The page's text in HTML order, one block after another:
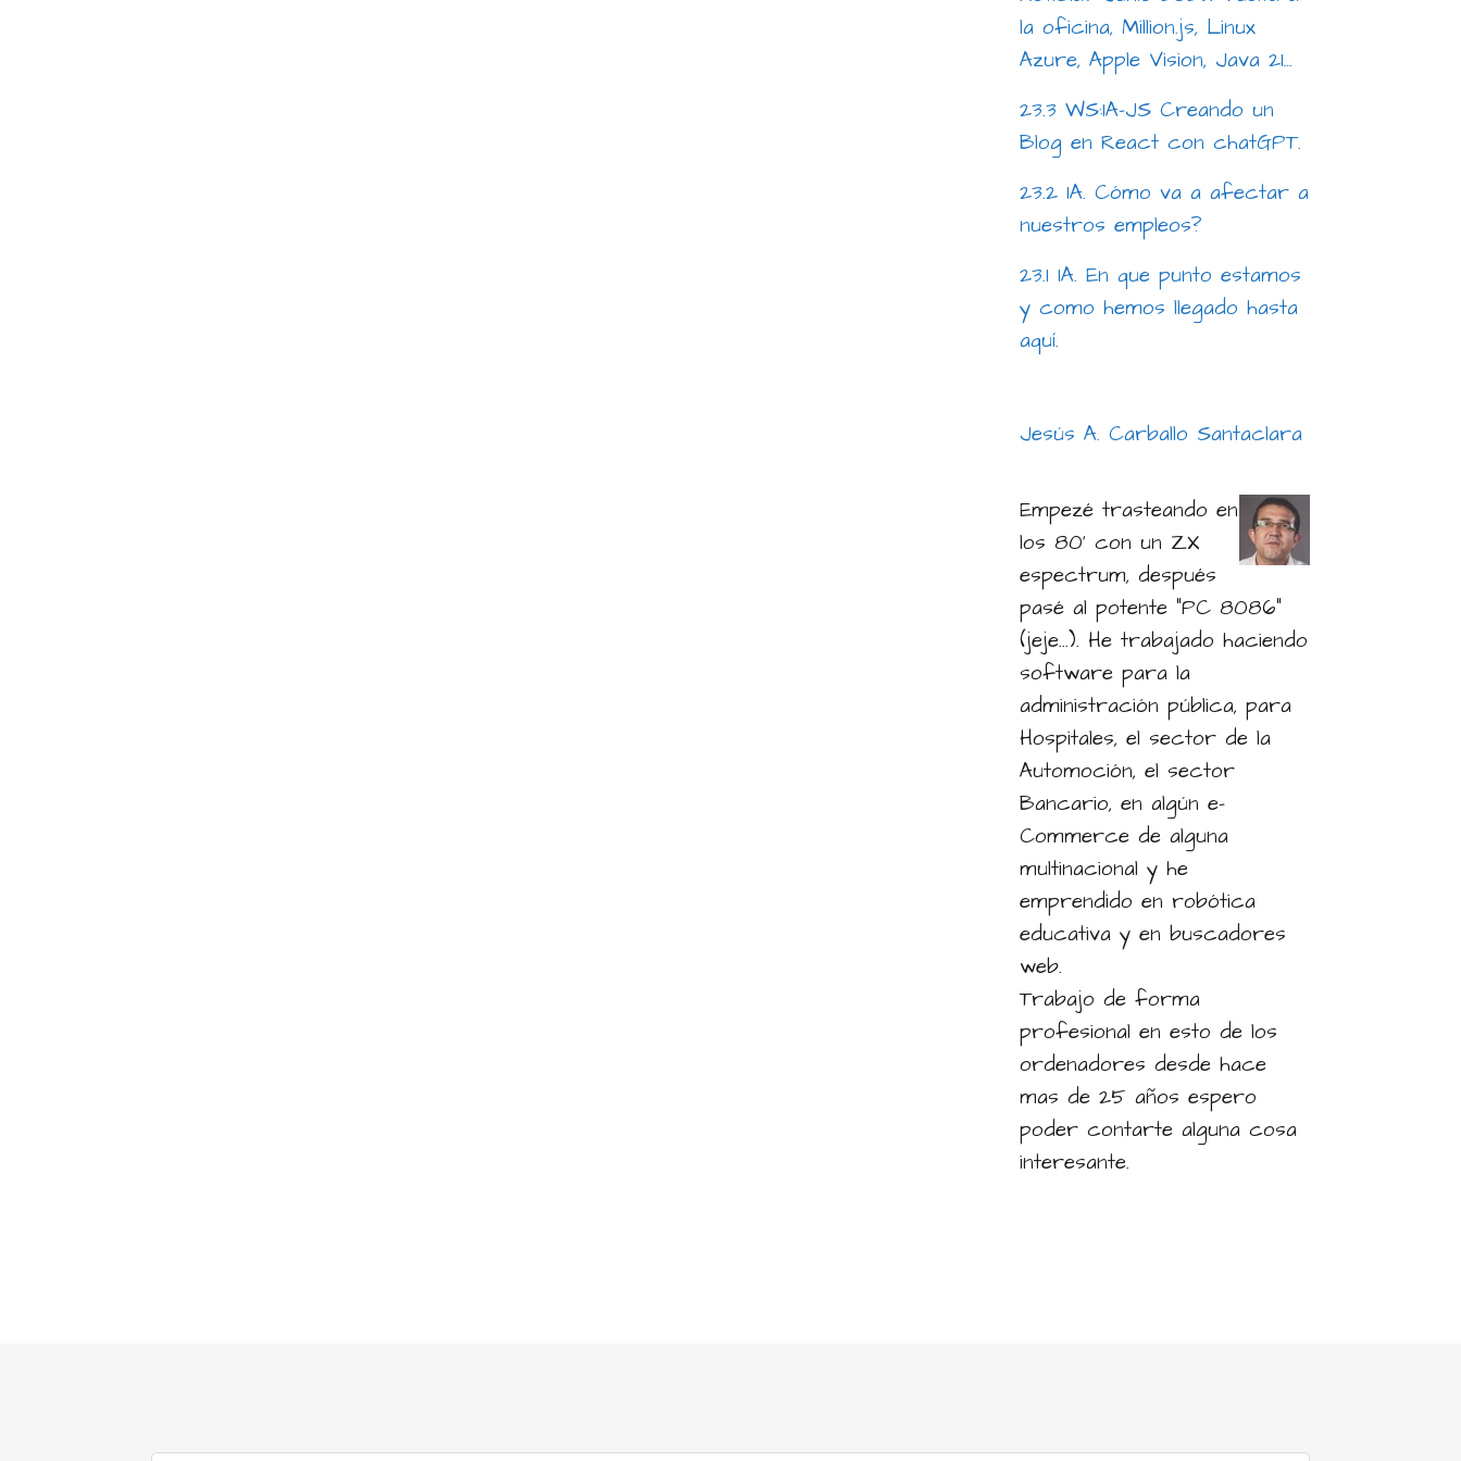
la oficina, Million.js, Linux
Azure, Apple Vision, Java 21…
23.3 WS:IA-JS Creando un
Blog en React con chatGPT.
23.2 IA. Cómo va a afectar a
nuestros empleos?
23.1 IA. En que punto estamos
y como hemos llegado hasta
aquí.
Jesús A. Carballo Santaclara
Empezé trasteando en
los 80' con un ZX
espectrum, después
pasé al potente "PC 8086"
(jeje...). He trabajado haciendo
software para la
administración pública, para
Hospitales, el sector de la
Automoción, el sector
Bancario, en algún e-
Commerce de alguna
multinacional y he
emprendido en robótica
educativa y en buscadores
web.
Trabajo de forma
profesional en esto de los
ordenadores desde hace
mas de 25 años espero
poder contarte alguna cosa
interesante.